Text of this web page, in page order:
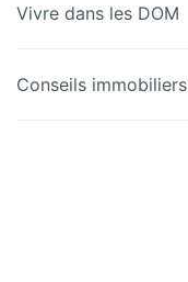
Vivre dans les DOM
Conseils immobiliers